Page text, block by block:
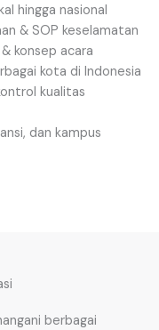
hingga nasional
& SOP keselamatan
konsep acara
kota di Indonesia
kualitas
dan kampus
berbagai